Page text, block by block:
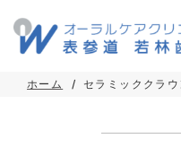
ホーム セラミッククラウ